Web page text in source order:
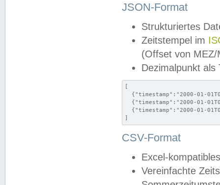
JSON-Format
Strukturiertes
Zeitstempel im
(Offset von MEZ/
Dezimalpunkt als
[
{"timestamp":"2000-01-
{"timestamp":"2000-01-
{"timestamp":"2000-01-
]
CSV-Format
Excel-
Vereinfachte